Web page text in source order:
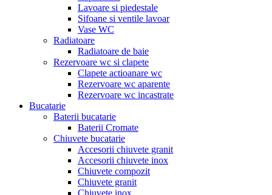
Lavoare si piedestale
Sifoane si ventile lavoar
Vase WC
Radiatoare
Radiatoare de baie
Rezervoare wc si clapete
Clapete actioanare wc
Rezervoare wc aparente
Rezervoare wc incastrate
Bucatarie
Baterii bucatarie
Baterii Cromate
Chiuvete bucatarie
Accesorii chiuvete granit
Accesorii chiuvete inox
Chiuvete compozit
Chiuvete granit